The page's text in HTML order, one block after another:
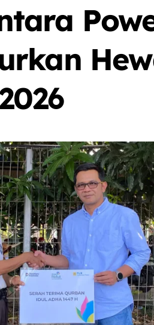
Sorot